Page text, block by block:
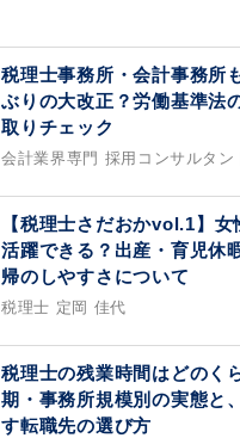
税理士事務所・会計事務所
ぶりの大改正？労働基準法
取りチェック
会計業界専門 採用コンサルタ
【税理士さだおかvol.1】
活躍できる？出産・育児休
帰のしやすさについて
税理士 定岡 佳代
税理士の残業時間はどのく
期・事務所規模別の実態と
す転職先の選び方